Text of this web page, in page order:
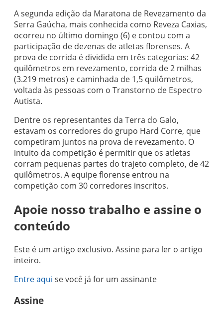
A segunda edição da Maratona de Revezamento da
Serra Gaúcha, mais conhecida como Reveza Caxias,
ocorreu no último domingo (6) e contou com a
participação de dezenas de atletas florenses. A
prova de corrida é dividida em três categorias: 42
quilômetros em revezamento, corrida de 2 milhas
(3.219 metros) e caminhada de 1,5 quilômetros,
voltada às pessoas com o Transtorno de Espectro
Autista.
Dentre os representantes da Terra do Galo,
estavam os corredores do grupo Hard Corre, que
competiram juntos na prova de revezamento. O
intuito da competição é permitir que os atletas
corram pequenas partes do trajeto completo, de 42
quilômetros. A equipe florense entrou na
competição com 30 corredores inscritos.
Apoie nosso trabalho e assine o
conteúdo
Este é um artigo exclusivo. Assine para ler o artigo
inteiro.
Entre aqui se você já for um assinante
Assine